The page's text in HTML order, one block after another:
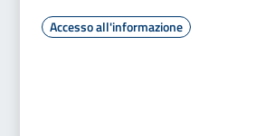
Accesso all'informazione